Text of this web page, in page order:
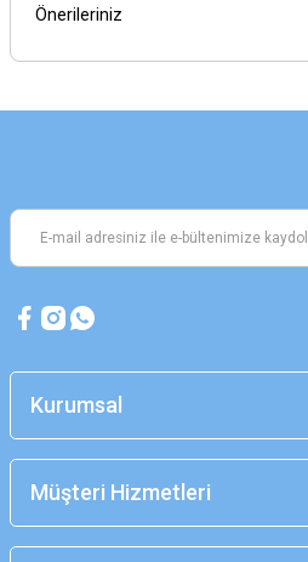
Önerileriniz
Kurumsal
Müşteri Hizmetleri